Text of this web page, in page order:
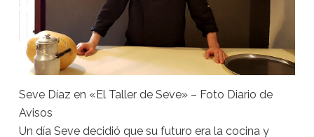
Seve Díaz en «El Taller de Seve» – Foto Diario de
Avisos
Un día Seve decidió que su futuro era la cocina y